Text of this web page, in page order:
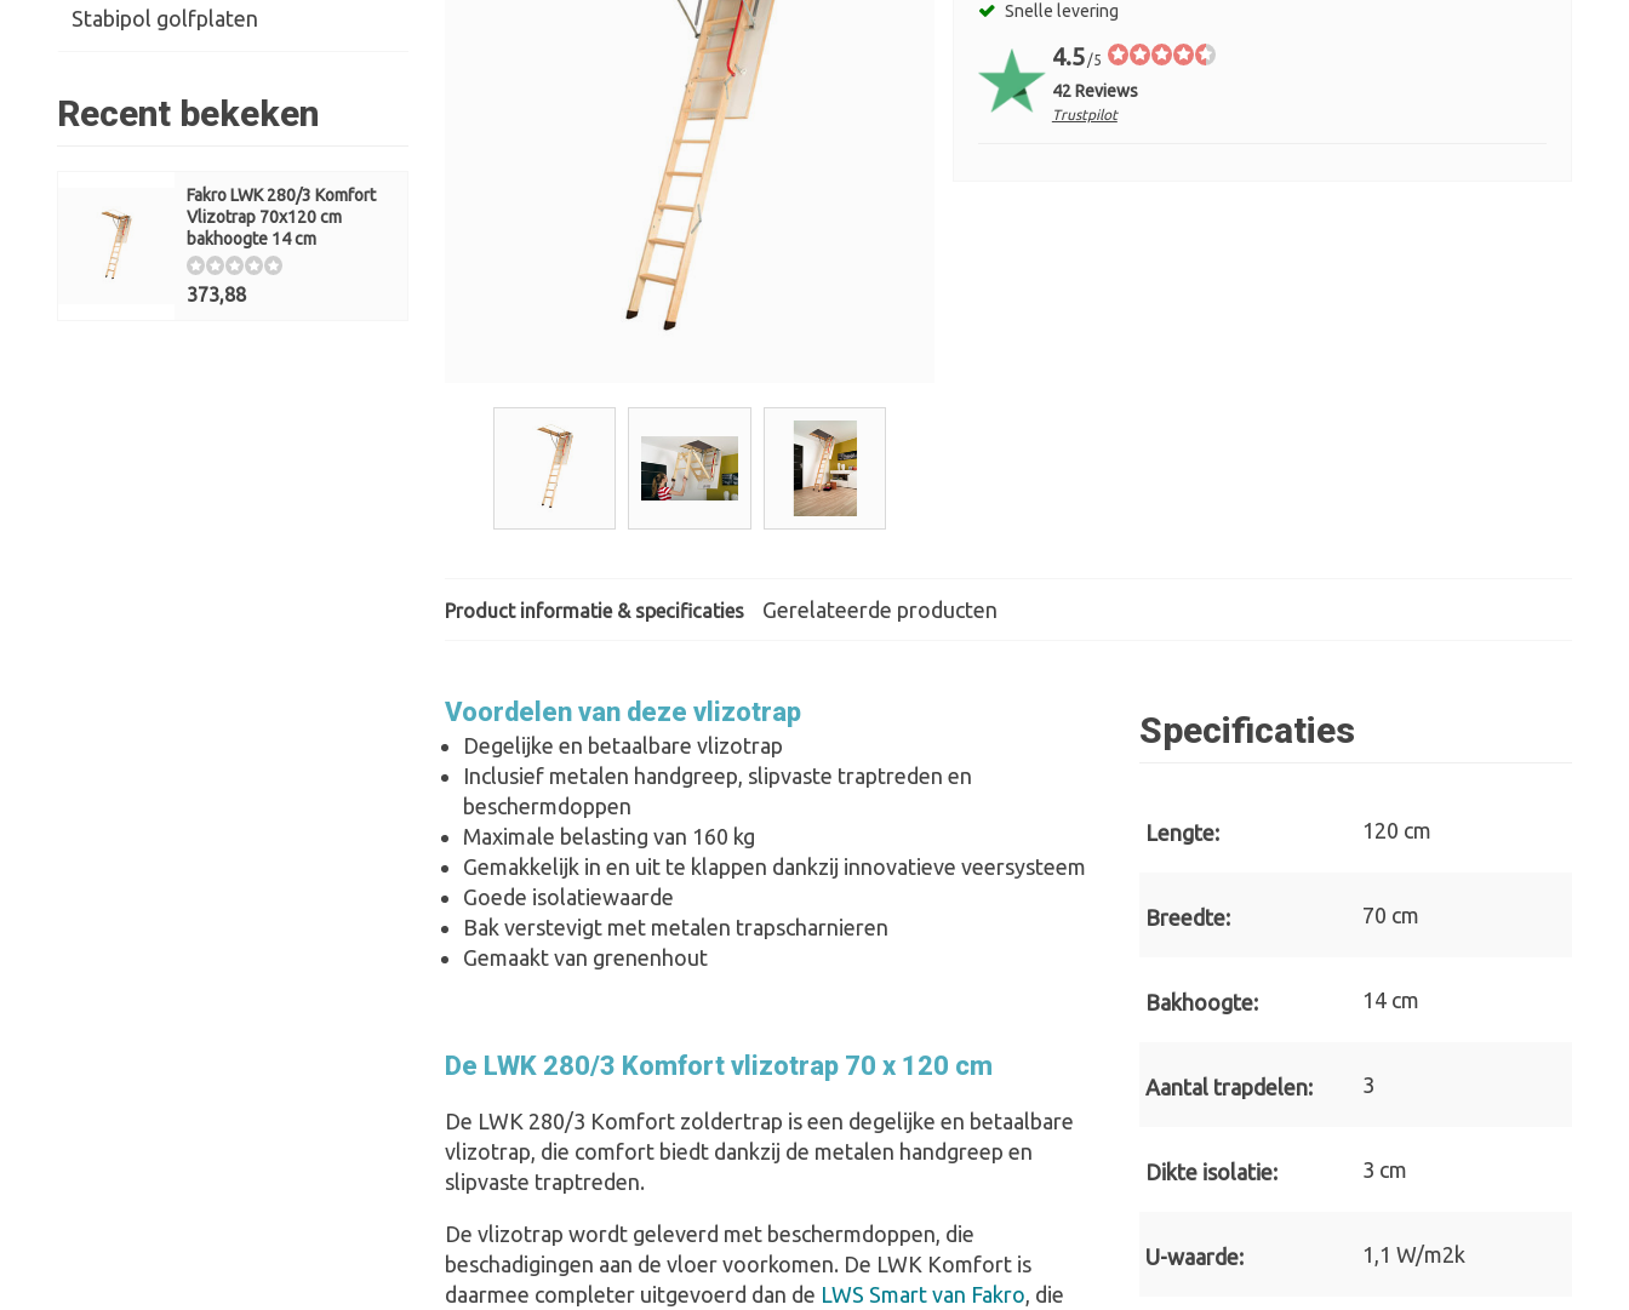
Stabipol golfplaten
Recent bekeken
Fakro LWK 280/3 Komfort
Vlizotrap 70x120 cm
bakhoogte 14 cm
373,88
Snelle levering
4.5 /5
42 Reviews
Trustpilot
Product informatie & specificaties Gerelateerde producten
Voordelen van deze vlizotrap
Degelijke en betaalbare vlizotrap
Inclusief metalen handgreep, slipvaste traptreden en
beschermdoppen
Maximale belasting van 160 kg
Gemakkelijk in en uit te klappen dankzij innovatieve veersysteem
Goede isolatiewaarde
Bak verstevigt met metalen trapscharnieren
Gemaakt van grenenhout
De LWK 280/3 Komfort vlizotrap 70 x 120 cm
De LWK 280/3 Komfort zoldertrap is een degelijke en betaalbare
vlizotrap, die comfort biedt dankzij de metalen handgreep en
slipvaste traptreden.
De vlizotrap wordt geleverd met beschermdoppen, die
beschadigingen aan de vloer voorkomen. De LWK Komfort is
daarmee completer uitgevoerd dan de LWS Smart van Fakro, die
Specificaties
Lengte: 120 cm
Breedte: 70 cm
Bakhoogte: 14 cm
Aantal trapdelen: 3
Dikte isolatie: 3 cm
U-waarde: 1,1 W/m2k